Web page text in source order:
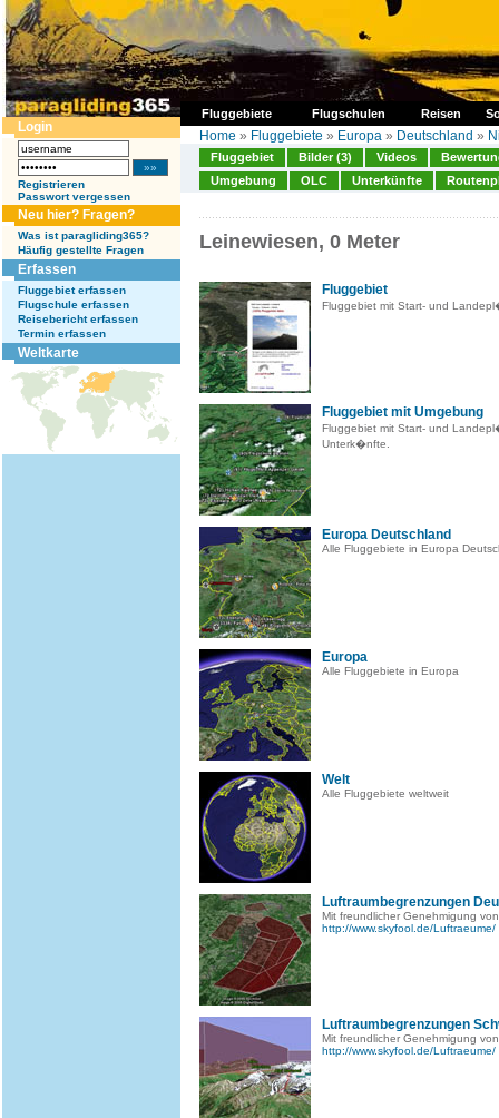
Fluggebiete Flugschulen Reisen
Login
Registrieren
Passwort vergessen
Neu hier? Fragen?
Was ist paragliding365?
Häufig gestellte Fragen
Erfassen
Fluggebiet erfassen
Flugschule erfassen
Reisebericht erfassen
Termin erfassen
Weltkarte
Home » Fluggebiete » Europa » Deutschland »
Fluggebiet Bilder (3) Videos
Umgebung
OLC Unterkünfte
Leinewiesen, 0 Meter
Fluggebiet
Fluggebiet mit Start- und
Fluggebiet mit Umgebung
Fluggebiet mit Start- und
Unterk�nfte.
Europa Deutschland
Alle Fluggebiete in Europa
Europa
Alle Fluggebiete in Europa
Welt
Alle Fluggebiete weltweit
Luftraumbegrenzungen
Mit freundlicher Genehmigung
http://www.skyfool.de/Luftraeume/
Luftraumbegrenzungen
Mit freundlicher Genehmigung
http://www.skyfool.de/Luftraeume/